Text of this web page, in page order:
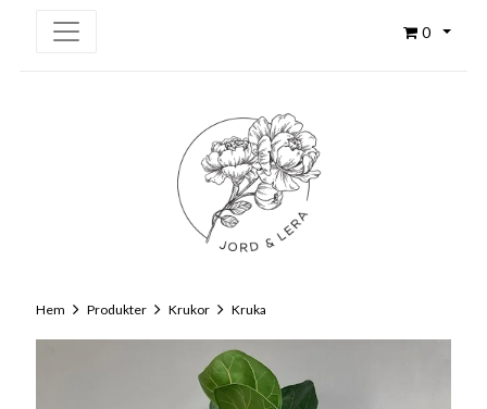
0
Hem Produkter Krukor Kruka